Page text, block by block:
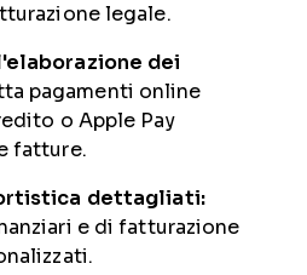
legale.
dei
pagamenti online
o Apple Pay
fatture.
dettagliati:
e di fatturazione